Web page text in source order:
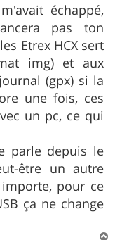
échappé,
pas ton
Etrex HCX sert
img) et aux
(gpx) si la
une fois, ces
un pc, ce qui
parle depuis le
être un autre
pour ce
ça ne change